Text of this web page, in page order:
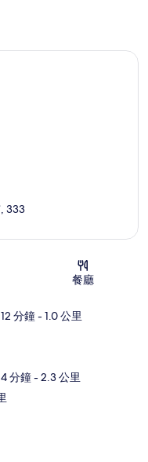
333
餐廳
分鐘- 1.0 公里
分鐘- 2.3 公里